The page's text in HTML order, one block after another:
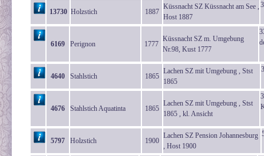
13730 Holzstich 1887
Küssnacht SZ Küssnacht am See ,
Host 1887
6169 Perignon 1777
Küssnacht SZ m. Umgebung
Nr.98, Kust 1777
4640 Stahlstich 1865
Lachen SZ mit Umgebung , Stst
1865
4676 Stahlstich Aquatinta 1865
Lachen SZ mit Umgebung , Stst
1865 , kl. Ansicht
5797 Holzstich 1900
Lachen SZ Pension Johannesburg
, Host 1900